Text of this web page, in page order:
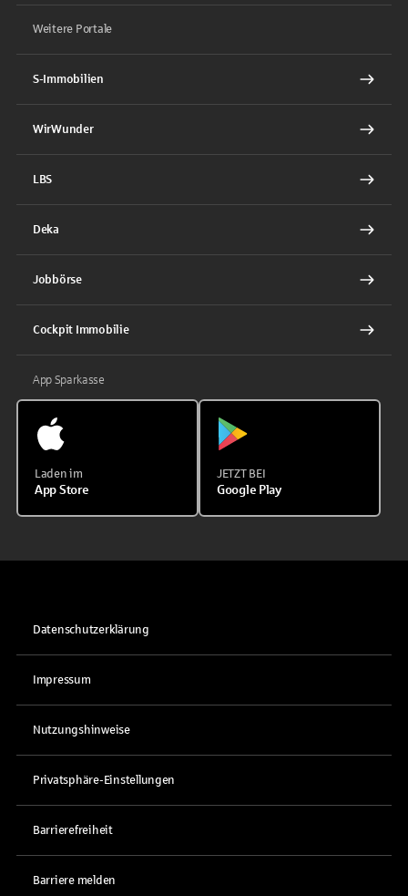
Weitere Portale
S-Immobilien
WirWunder
LBS
Deka
Jobbörse
Cockpit Immobilie
App Sparkasse
Laden im
App Store
JETZT BEI
Google Play
Datenschutzerklärung
Impressum
Nutzungshinweise
Privatsphäre-Einstellungen
Barrierefreiheit
Barriere melden